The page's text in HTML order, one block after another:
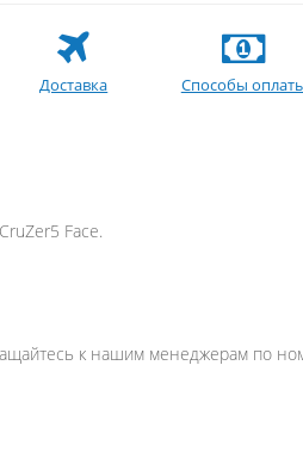
Доставка Способы
Face.
к нашим менеджерам по